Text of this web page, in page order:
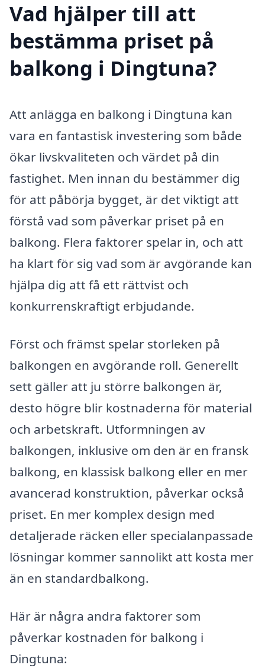
Vad hjälper till att
bestämma priset på
balkong i Dingtuna?
Att anlägga en balkong i Dingtuna kan
vara en fantastisk investering som både
ökar livskvaliteten och värdet på din
fastighet. Men innan du bestämmer dig
för att påbörja bygget, är det viktigt att
förstå vad som påverkar priset på en
balkong. Flera faktorer spelar in, och att
ha klart för sig vad som är avgörande kan
hjälpa dig att få ett rättvist och
konkurrenskraftigt erbjudande.
Först och främst spelar storleken på
balkongen en avgörande roll. Generellt
sett gäller att ju större balkongen är,
desto högre blir kostnaderna för material
och arbetskraft. Utformningen av
balkongen, inklusive om den är en fransk
balkong, en klassisk balkong eller en mer
avancerad konstruktion, påverkar också
priset. En mer komplex design med
detaljerade räcken eller specialanpassade
lösningar kommer sannolikt att kosta mer
än en standardbalkong.
Här är några andra faktorer som
påverkar kostnaden för balkong i
Dingtuna: